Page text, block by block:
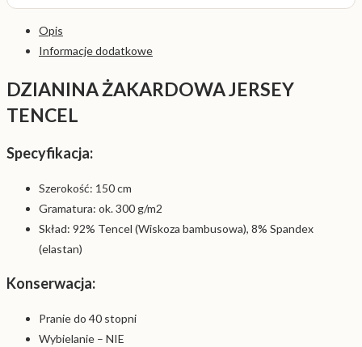
Opis
Informacje dodatkowe
DZIANINA ŻAKARDOWA JERSEY
TENCEL
Specyfikacja:
Szerokość: 150 cm
Gramatura: ok. 300 g/m2
Skład: 92% Tencel (Wiskoza bambusowa), 8% Spandex
(elastan)
Konserwacja:
Pranie do 40 stopni
Wybielanie – NIE